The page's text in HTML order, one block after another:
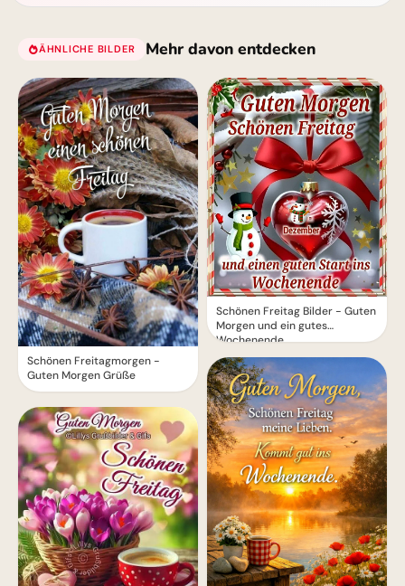
ÄHNLICHE BILDER Mehr davon entdecken
Schönen Freitagmorgen -
Guten Morgen Grüße
Schönen Freitag Bilder - Guten
Morgen und ein gutes
Wochenende